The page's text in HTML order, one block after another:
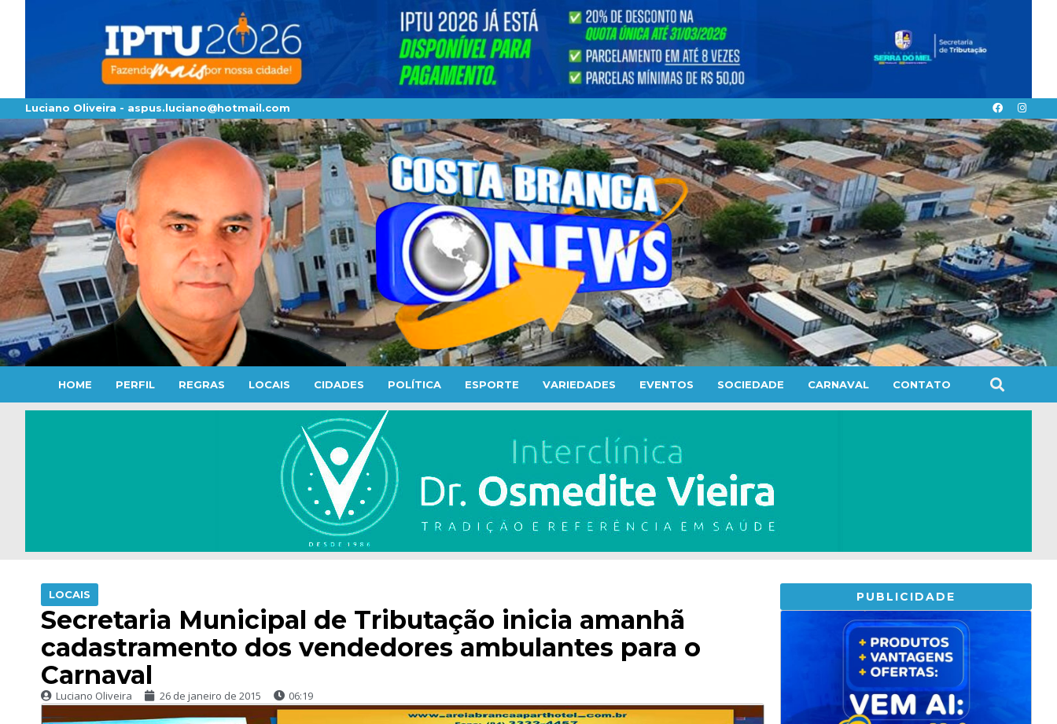
Luciano Oliveira - aspus.luciano@hotmail.com
HOME PERFIL REGRAS LOCAIS CIDADES POLÍTICA ESPORTE VARIEDADES EVENTOS SOCIEDADE CARNAVAL CONTATO
LOCAIS
Secretaria Municipal de Tributação inicia amanhã
cadastramento dos vendedores ambulantes para o
Carnaval
Luciano Oliveira 26 de janeiro de 2015 06:19
PUBLICIDADE